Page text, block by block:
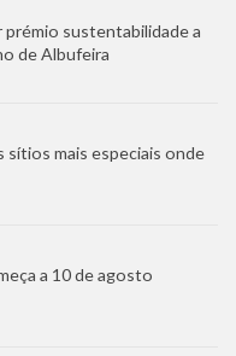
sustentabilidade a
de Albufeira
sítios mais especiais onde
a 10 de agosto